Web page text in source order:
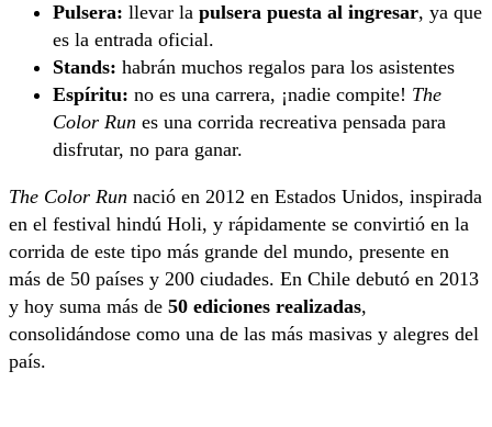
Pulsera: llevar la pulsera puesta al ingresar, ya que
es la entrada oficial.
Stands: habrán muchos regalos para los asistentes
Espíritu: no es una carrera, ¡nadie compite! The
Color Run es una corrida recreativa pensada para
disfrutar, no para ganar.
The Color Run nació en 2012 en Estados Unidos, inspirada
en el festival hindú Holi, y rápidamente se convirtió en la
corrida de este tipo más grande del mundo, presente en
más de 50 países y 200 ciudades. En Chile debutó en 2013
y hoy suma más de 50 ediciones realizadas,
consolidándose como una de las más masivas y alegres del
país.